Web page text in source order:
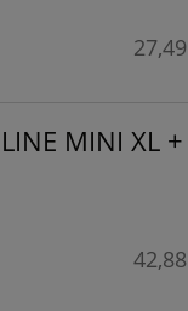
MINI XL
42,88